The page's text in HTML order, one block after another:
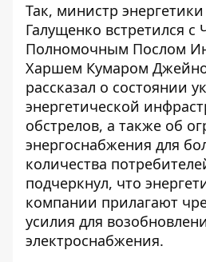
Так, министр
Галущенко встретился
Полномочным Послом
Харшем Кумаром
рассказал о состоянии
энергетической
обстрелов, а также об
энергоснабжения для
количества
подчеркнул, что
компании прилагают
усилия для
электроснабжения.